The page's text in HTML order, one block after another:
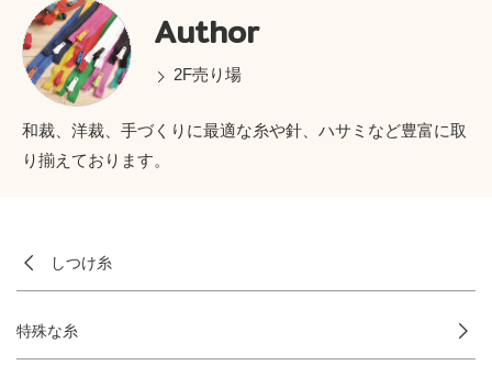
Author
2F売り場
和裁、洋裁、手づくりに最適な糸や針、ハサミなど豊富に取
り揃えております。
しつけ糸
特殊な糸